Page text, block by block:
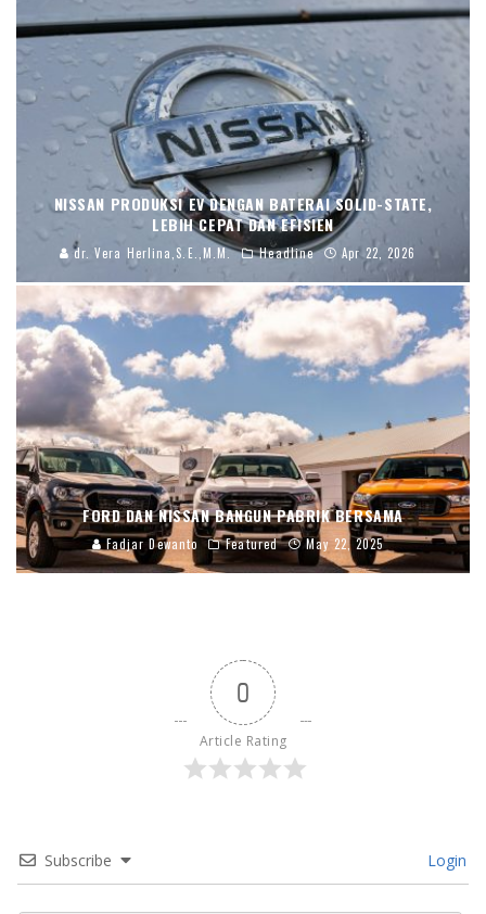
NISSAN PRODUKSI EV DENGAN BATERAI SOLID-STATE,
LEBIH CEPAT DAN EFISIEN
dr. Vera Herlina,S.E.,M.M. Headline Apr 22, 2026
FORD DAN NISSAN BANGUN PABRIK BERSAMA
Fadjar Dewanto Featured May 22, 2025
0
Article Rating
Subscribe Login